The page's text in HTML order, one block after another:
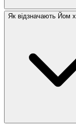
Одновхилинна
дводвихлинна —
якої вся країна
Як відзначають Йом